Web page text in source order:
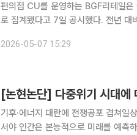
편의점 CU를 운영하는 BGF리테일
로 집계됐다고 7일 공시했다. 전년 대비
꽃 조기 개화 및 평균 기온 상승 등 우
2026-05-07 15:29
[논현논단] 다중위기 시대에
기후·에너지 대란에 전쟁공포 겹쳐일
서야 인간은 본능적으로 미래를 예측하며 산다. 아침에 눈을 뜨면 어제와 같은 태양이 뜰 것을 믿고,